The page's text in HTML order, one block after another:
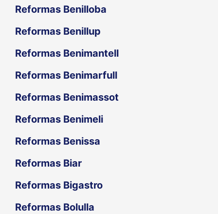
Reformas Benilloba
Reformas Benillup
Reformas Benimantell
Reformas Benimarfull
Reformas Benimassot
Reformas Benimeli
Reformas Benissa
Reformas Biar
Reformas Bigastro
Reformas Bolulla